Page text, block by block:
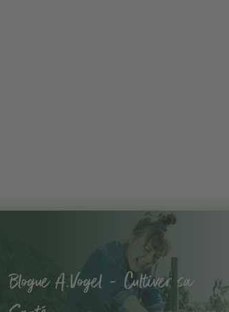
Blogue A.Vogel - Cultiver sa